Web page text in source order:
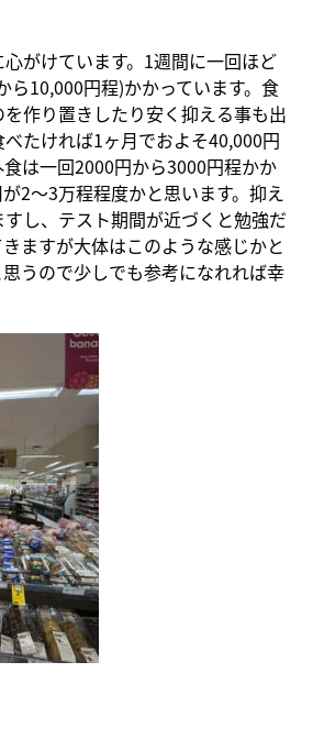
がけています。1週間に一回ほど
10,000円程)かかっています。食
作り置きしたり安く抑える事も出
たければ1ヶ月でおよそ40,000円
は一回2000円から3000円程かか
2〜3万程程度かと思います。抑え
し、テスト期間が近づくと勉強だ
ますが大体はこのような感じかと
うので少しでも参考になれれば幸